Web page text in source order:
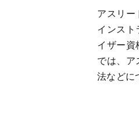
アスリー
インスト
イザー資
では、ア
法などに